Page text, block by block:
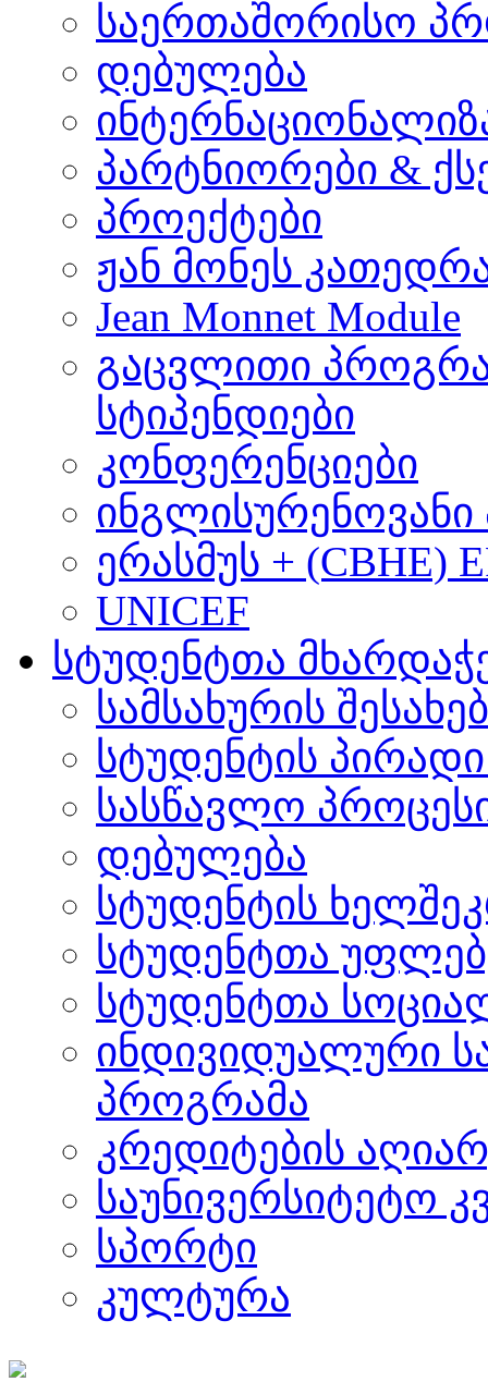
საერთაშორისო
დებულება
პარტნიორები &
პროექტები
ჟან მონეს
Jean Monnet Module
გაცვლითი
სტიპენდიები
კონფერენციები
ერასმუს + (CBHE)
UNICEF
სტუდენტთა
სამსახურის შესახებ
სტუდენტის
სასწავლო
დებულება
სტუდენტის
სტუდენტთა
სტუდენტთა
ინდივიდუალური
პროგრამა
კრედიტების
საუნივერსიტეტო
სპორტი
კულტურა